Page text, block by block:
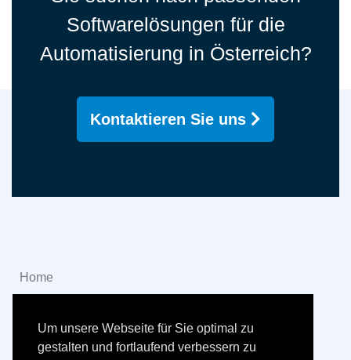
Um unsere Webseite für Sie optimal zu
gestalten und fortlaufend verbessern zu
Softwarelösungen für die
Automatisierung in Österreich?
Kontaktieren Sie uns
Home
Impressum